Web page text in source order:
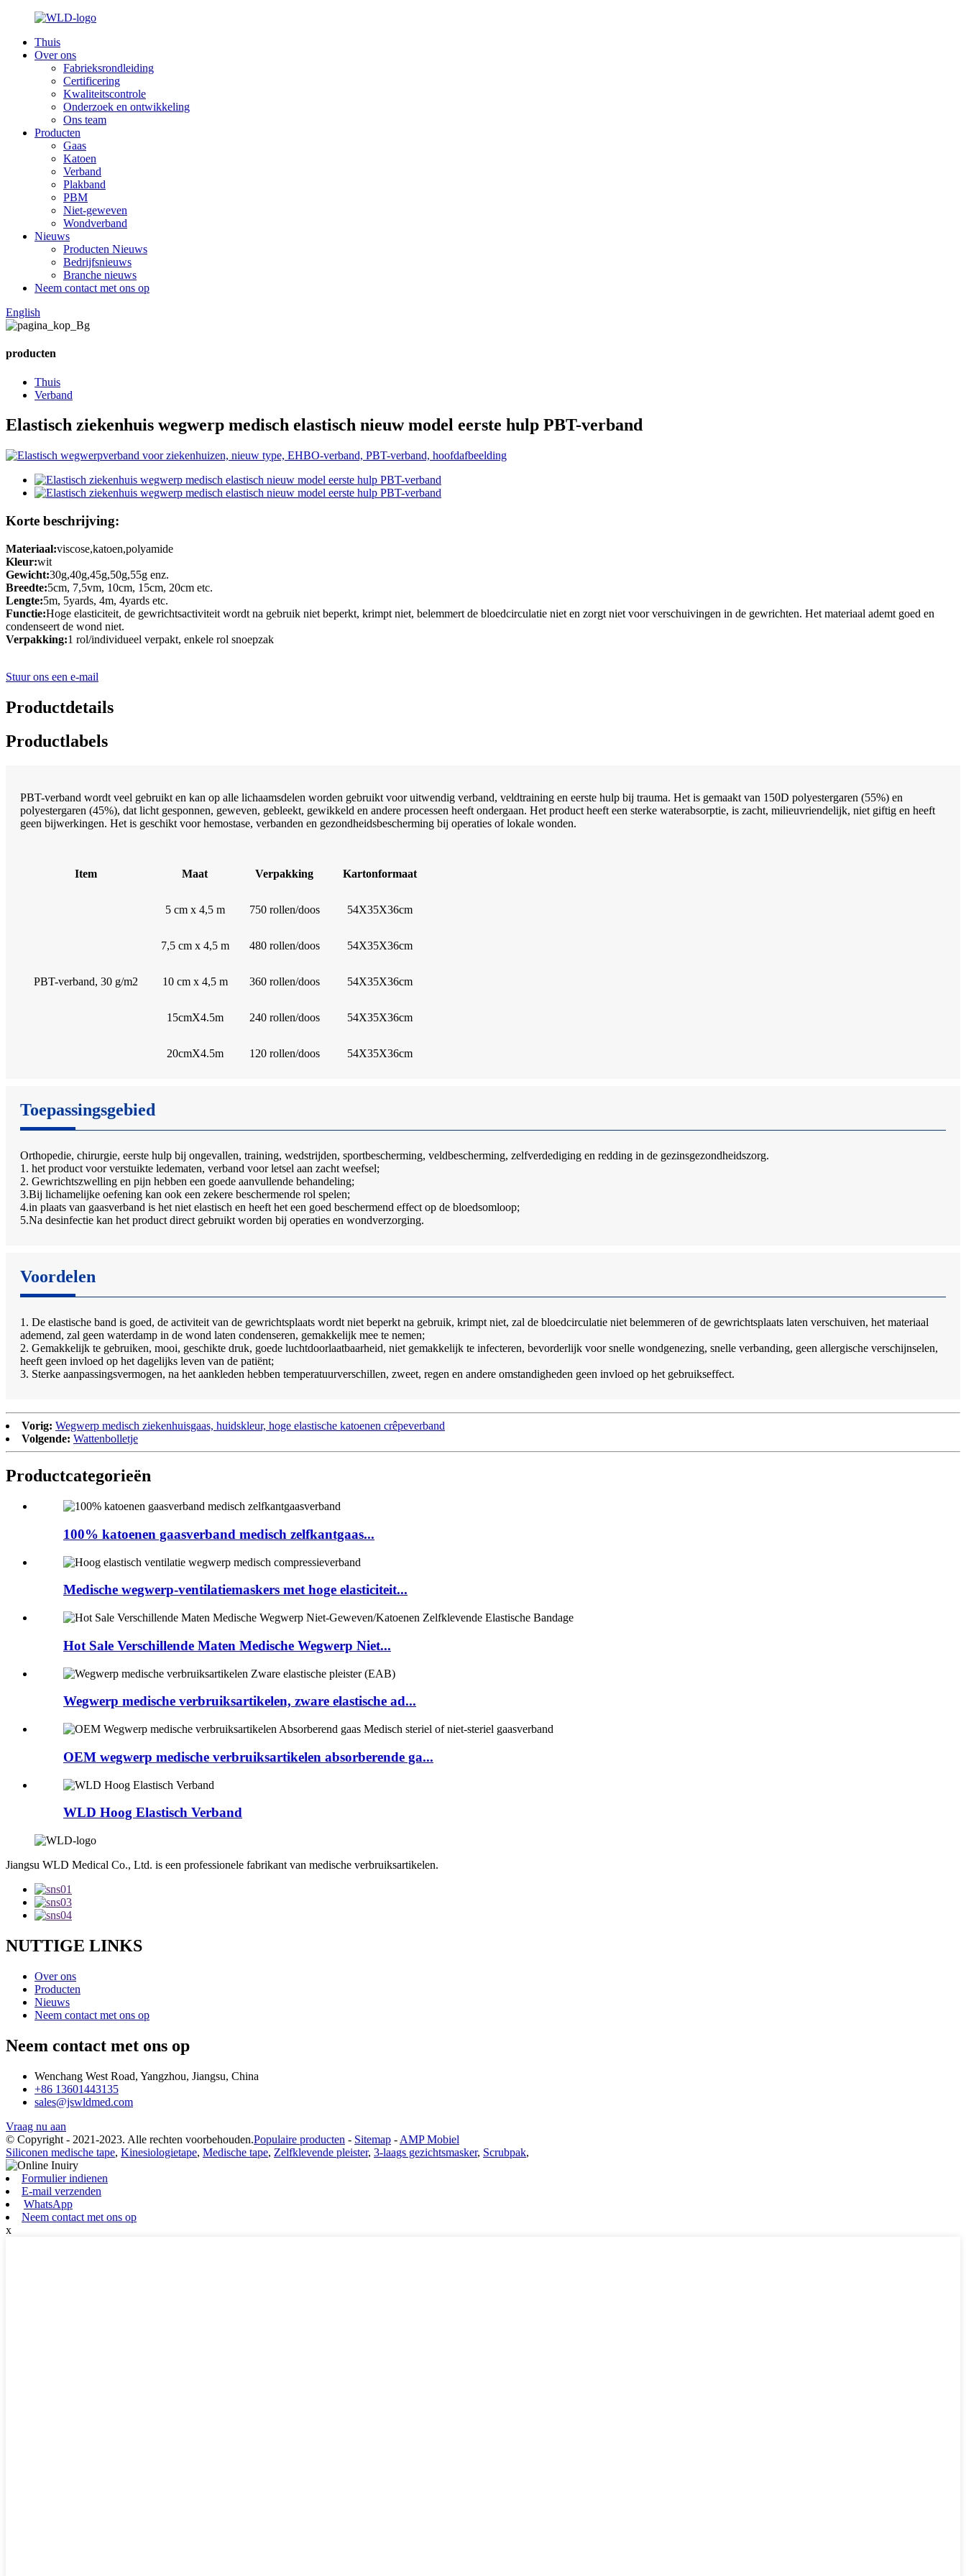
Thuis
Over ons
Fabrieksrondleiding
Certificering
Kwaliteitscontrole
Onderzoek en ontwikkeling
Ons team
Producten
Gaas
Katoen
Verband
Plakband
PBM
Niet-geweven
Wondverband
Nieuws
Producten Nieuws
Bedrijfsnieuws
Branche nieuws
Neem contact met ons op
English
producten
Thuis
Verband
Elastisch ziekenhuis wegwerp medisch elastisch nieuw model eerste hulp PBT-verband
Korte beschrijving:
Materiaal:viscose,katoen,polyamide
Kleur:wit
Gewicht:30g,40g,45g,50g,55g enz.
Breedte:5cm, 7,5vm, 10cm, 15cm, 20cm etc.
Lengte:5m, 5yards, 4m, 4yards etc.
Functie:Hoge elasticiteit, de gewrichtsactiviteit wordt na gebruik niet beperkt, krimpt niet, belemmert de bloedcirculatie niet en zorgt niet voor verschuivingen in de gewrichten. Het materiaal ademt goed en
condenseert de wond niet.
Verpakking:1 rol/individueel verpakt, enkele rol snoepzak
Stuur ons een e-mail
Productdetails
Productlabels
PBT-verband wordt veel gebruikt en kan op alle lichaamsdelen worden gebruikt voor uitwendig verband, veldtraining en eerste hulp bij trauma. Het is gemaakt van 150D polyestergaren (55%) en
polyestergaren (45%), dat licht gesponnen, geweven, gebleekt, gewikkeld en andere processen heeft ondergaan. Het product heeft een sterke waterabsorptie, is zacht, milieuvriendelijk, niet giftig en heeft
geen bijwerkingen. Het is geschikt voor hemostase, verbanden en gezondheidsbescherming bij operaties of lokale wonden.
Item Maat Verpakking Kartonformaat
PBT-verband, 30 g/m2
5 cm x 4,5 m 750 rollen/doos 54X35X36cm
7,5 cm x 4,5 m 480 rollen/doos 54X35X36cm
10 cm x 4,5 m 360 rollen/doos 54X35X36cm
15cmX4.5m 240 rollen/doos 54X35X36cm
20cmX4.5m 120 rollen/doos 54X35X36cm
Toepassingsgebied
Orthopedie, chirurgie, eerste hulp bij ongevallen, training, wedstrijden, sportbescherming, veldbescherming, zelfverdediging en redding in de gezinsgezondheidszorg.
1. het product voor verstuikte ledematen, verband voor letsel aan zacht weefsel;
2. Gewrichtszwelling en pijn hebben een goede aanvullende behandeling;
3.Bij lichamelijke oefening kan ook een zekere beschermende rol spelen;
4.in plaats van gaasverband is het niet elastisch en heeft het een goed beschermend effect op de bloedsomloop;
5.Na desinfectie kan het product direct gebruikt worden bij operaties en wondverzorging.
Voordelen
1. De elastische band is goed, de activiteit van de gewrichtsplaats wordt niet beperkt na gebruik, krimpt niet, zal de bloedcirculatie niet belemmeren of de gewrichtsplaats laten verschuiven, het materiaal
ademend, zal geen waterdamp in de wond laten condenseren, gemakkelijk mee te nemen;
2. Gemakkelijk te gebruiken, mooi, geschikte druk, goede luchtdoorlaatbaarheid, niet gemakkelijk te infecteren, bevorderlijk voor snelle wondgenezing, snelle verbanding, geen allergische verschijnselen,
heeft geen invloed op het dagelijks leven van de patiënt;
3. Sterke aanpassingsvermogen, na het aankleden hebben temperatuurverschillen, zweet, regen en andere omstandigheden geen invloed op het gebruikseffect.
Vorig: Wegwerp medisch ziekenhuisgaas, huidskleur, hoge elastische katoenen crêpeverband
Volgende: Wattenbolletje
Productcategorieën
100% katoenen gaasverband medisch zelfkantgaas...
Medische wegwerp-ventilatiemaskers met hoge elasticiteit...
Hot Sale Verschillende Maten Medische Wegwerp Niet...
Wegwerp medische verbruiksartikelen, zware elastische ad...
OEM wegwerp medische verbruiksartikelen absorberende ga...
WLD Hoog Elastisch Verband
Jiangsu WLD Medical Co., Ltd. is een professionele fabrikant van medische verbruiksartikelen.
NUTTIGE LINKS
Over ons
Producten
Nieuws
Neem contact met ons op
Neem contact met ons op
Wenchang West Road, Yangzhou, Jiangsu, China
+86 13601443135
sales@jswldmed.com
Vraag nu aan
© Copyright - 2021-2023. Alle rechten voorbehouden.Populaire producten - Sitemap - AMP Mobiel
Siliconen medische tape, Kinesiologietape, Medische tape, Zelfklevende pleister, 3-laags gezichtsmasker, Scrubpak,
Formulier indienen
E-mail verzenden
WhatsApp
Neem contact met ons op
x